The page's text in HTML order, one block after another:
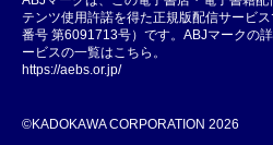
テンツ使用許諾を得た正規版配信サービ
番号 第6091713号）です。ABJマークの
ービスの一覧はこちら。
https://aebs.or.jp/
©KADOKAWA CORPORATION 2026